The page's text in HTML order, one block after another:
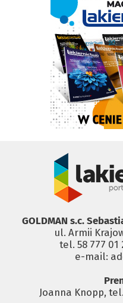
GOLDMAN s.c.
ul. Armii
tel. 58 777 01
e-mail:
Joanna Knopp,